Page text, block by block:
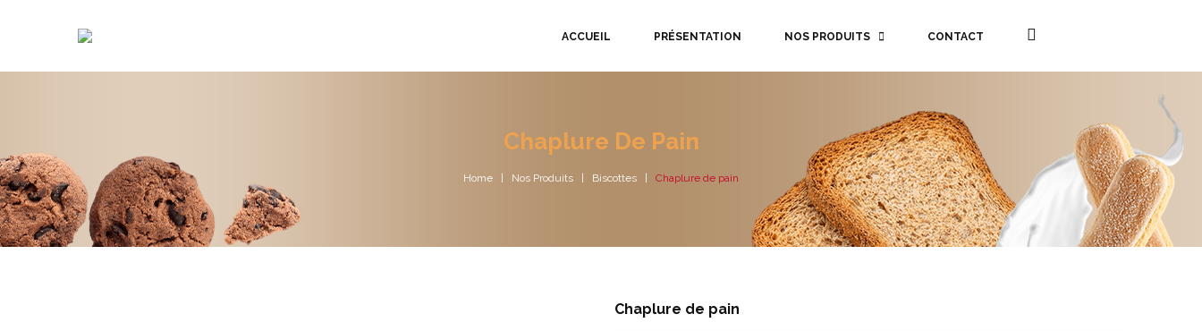
ACCUEIL PRÉSENTATION NOS PRODUITS CONTACT
Chaplure De Pain
Home Nos Produits Biscottes Chaplure de pain
Chaplure de pain